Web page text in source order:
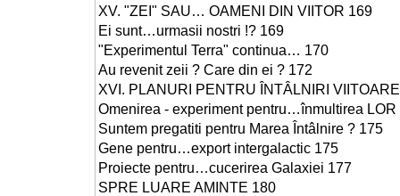
XV. "ZEI" SAU… OAMENI DIN VIITOR 169
Ei sunt…urmasii nostri !? 169
"Experimentul Terra" continua… 170
Au revenit zeii ? Care din ei ? 172
XVI. PLANURI PENTRU ÎNTÂLNIRI
Omenirea - experiment pentru…înmultirea LOR
Suntem pregatiti pentru Marea Întâlnire ? 175
Gene pentru…export intergalactic 175
Proiecte pentru…cucerirea Galaxiei 177
SPRE LUARE AMINTE 180